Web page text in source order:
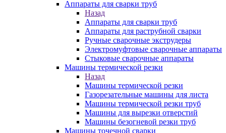
Аппараты для сварки труб
Назад
Аппараты для сварки труб
Аппараты для раструбной сварки
Ручные сварочные экструдеры
Электромуфтовые сварочные аппараты
Стыковые сварочные аппараты
Машины термической резки
Назад
Машины термической резки
Газорезательные машины для листа
Машины термической резки труб
Машины для вырезки отверстий
Машины безогневой резки труб
Машины точечной сварки